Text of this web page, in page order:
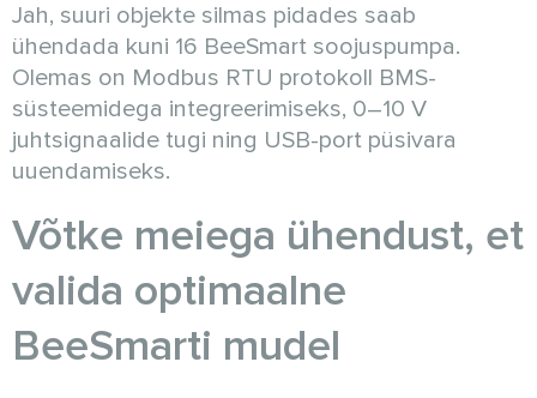
Jah, suuri objekte silmas pidades saab
ühendada kuni 16 BeeSmart soojuspumpa.
Olemas on Modbus RTU protokoll BMS-
süsteemidega integreerimiseks, 0–10 V
juhtsignaalide tugi ning USB-port püsivara
uuendamiseks.
Võtke meiega ühendust, et
valida optimaalne
BeeSmarti mudel